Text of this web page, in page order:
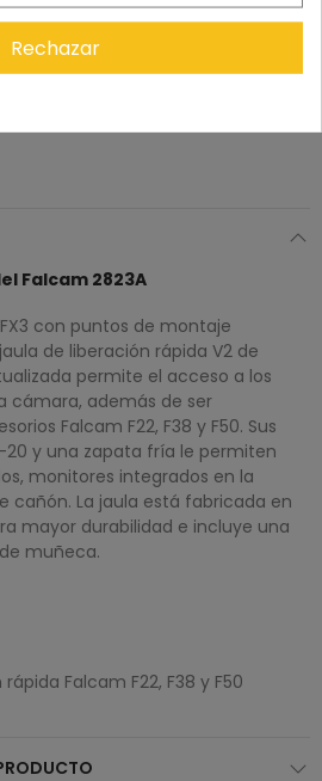
Falcam 2823A
con puntos de montaje
de liberación rápida V2 de
permite el acceso a los
cámara, además de ser
Falcam F22, F38 y F50. Sus
y una zapata fría le permiten
monitores integrados en la
cañón. La jaula está fabricada en
mayor durabilidad e incluye una
muñeca.
Falcam F22, F38 y F50
Rechazar